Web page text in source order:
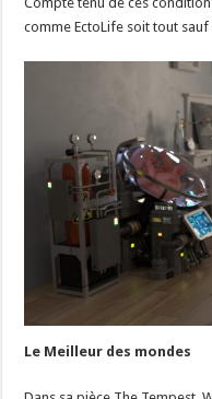
comme EctoLife soit tout
Le Meilleur des mondes